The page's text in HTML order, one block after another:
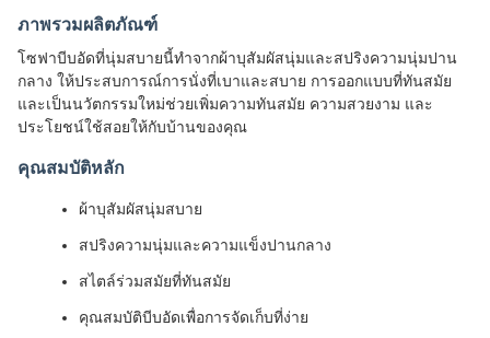
ภาพรวมผลิตภัณฑ์
โซฟาบีบอัดที่นุ่มสบายนี้ทำจากผ้าบุสัมผัสนุ่มและสปริงความนุ่มปาน
กลาง ให้ประสบการณ์การนั่งที่เบาและสบาย การออกแบบที่ทันสมัย
และเป็นนวัตกรรมใหม่ช่วยเพิ่มความทันสมัย ความสวยงาม และ
ประโยชน์ใช้สอยให้กับบ้านของคุณ
คุณสมบัติหลัก
ผ้าบุสัมผัสนุ่มสบาย
สปริงความนุ่มและความแข็งปานกลาง
สไตล์ร่วมสมัยที่ทันสมัย
คุณสมบัติบีบอัดเพื่อการจัดเก็บที่ง่าย